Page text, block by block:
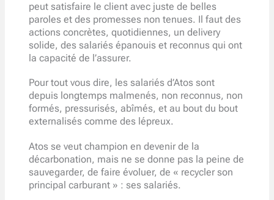
peut satisfaire le client avec juste de belles
paroles et des promesses non tenues. Il faut des
actions concrètes, quotidiennes, un delivery
solide, des salariés épanouis et reconnus qui ont
la capacité de l’assurer.
Pour tout vous dire, les salariés d’Atos sont
depuis longtemps malmenés, non reconnus, non
formés, pressurisés, abîmés, et au bout du bout
externalisés comme des lépreux.
Atos se veut champion en devenir de la
décarbonation, mais ne se donne pas la peine de
sauvegarder, de faire évoluer, de « recycler son
principal carburant » : ses salariés.